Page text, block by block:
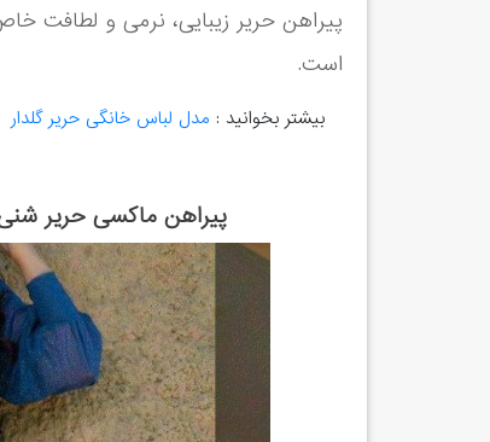
پیراهن حریر زیبایی، نرمی و لطافت
است.
بیشتر بخوانید : مدل لباس خانگی حریر گلدار
پیراهن ماکسی حریر شنی